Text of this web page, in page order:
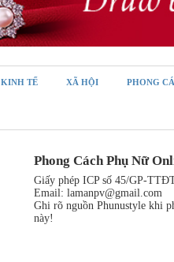
KINH TẾ XÃ HỘI PHONG
Phong Cách Phụ Nữ
Giấy phép ICP số 45/GP-
Email: lamanpv@gmail.com
Ghi rõ nguồn Phunustyle khi
này!